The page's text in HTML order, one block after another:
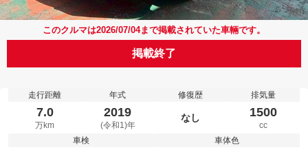
このクルマは2026/07/04まで掲載されていた車輛です。
掲載終了
走行距離
7.0
万km
年式
2019
(令和1)年
修復歴
なし
排気量
1500
cc
車検
車体色